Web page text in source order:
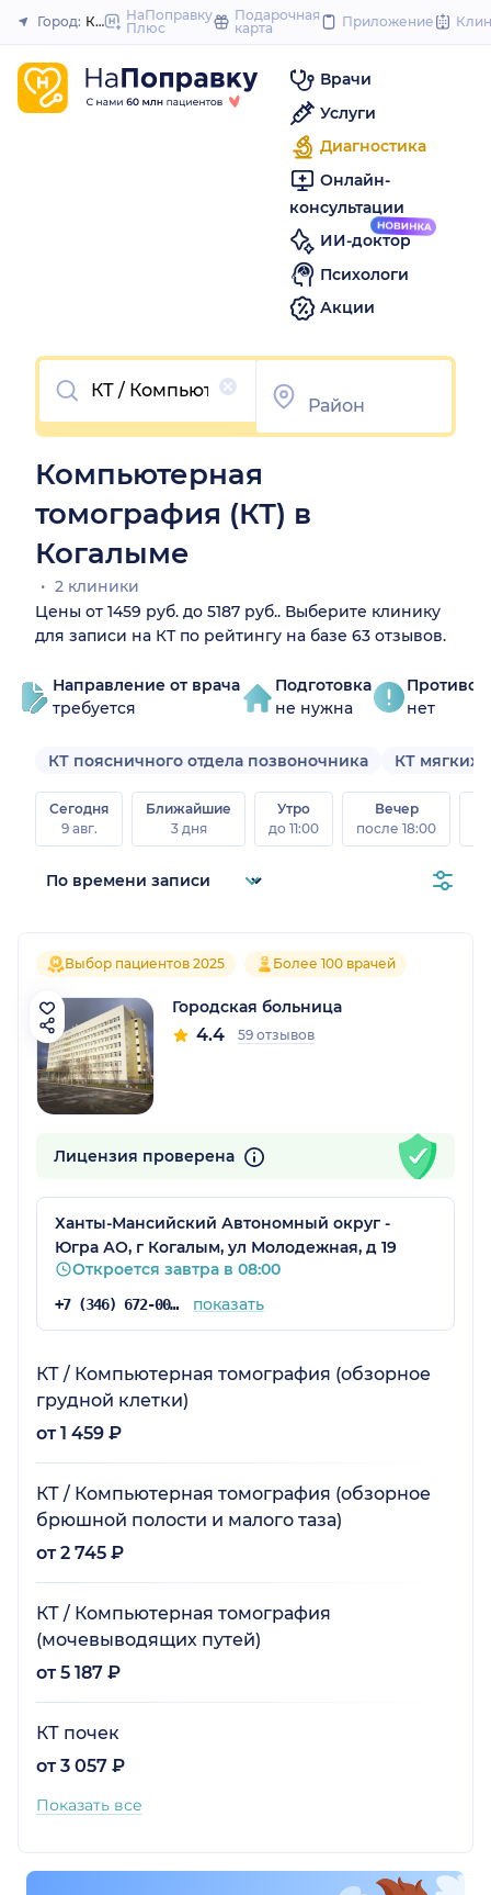
to
Закрыть
Город: КогалымНаПоправку
Плюс
Подарочная
карта
Приложение
Врачи
Услуги
Диагностика
Онлайн-
консультации
ИИ-доктор
Психологи
Акции
Очистить
Компьютерная
томография (КТ) в
Когалыме
2 клиники
Цены от 1459 руб. до 5187 руб.. Выберите клинику
для записи на КТ по рейтингу на базе 63 отзывов.
Направление от врача
требуется
Подготовка
не нужна
нет
КТ поясничного отдела позвоночника КТ мягких
Сегодня
9 авг.
Ближайшие
3 дня
Утро
до 11:00
Вечер
после 18:00
Выбор пациентов 2025 Более 100 врачей
Городская больница
4.4 59 отзывов
Лицензия проверена
Ханты-Мансийский Автономный округ -
Югра АО, г Когалым, ул Молодежная, д 19
Откроется завтра в 08:00
+7 (346) 672-00-01 показать
КТ / Компьютерная томография (обзорное
грудной клетки)
от 1 459 ₽
КТ / Компьютерная томография (обзорное
брюшной полости и малого таза)
от 2 745 ₽
КТ / Компьютерная томография
(мочевыводящих путей)
от 5 187 ₽
КТ почек
от 3 057 ₽
Показать все